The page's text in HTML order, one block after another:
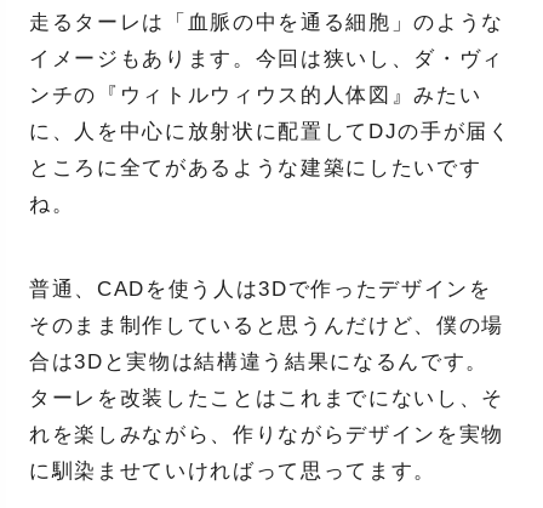
走るターレは「血脈の中を通る細胞」のような
イメージもあります。今回は狭いし、ダ・ヴィ
ンチの『ウィトルウィウス的人体図』みたい
に、人を中心に放射状に配置してDJの手が届く
ところに全てがあるような建築にしたいです
ね。
普通、CADを使う人は3Dで作ったデザインを
そのまま制作していると思うんだけど、僕の場
合は3Dと実物は結構違う結果になるんです。
ターレを改装したことはこれまでにないし、そ
れを楽しみながら、作りながらデザインを実物
に馴染ませていければって思ってます。